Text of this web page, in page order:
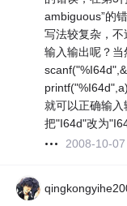
ambiguous”的
写法较复杂，
输入输出呢？当
就可以正确输入
把"I64d"改为
2008-10-07